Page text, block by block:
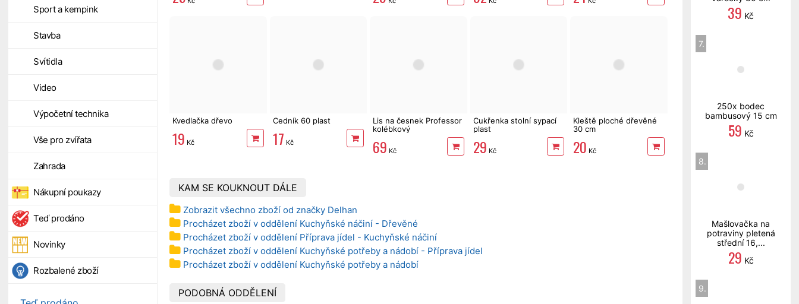
Sport a kempink
Stavba
Svítidla
Video
Výpočetní technika
Vše pro zvířata
Zahrada
Nákupní poukazy
Teď prodáno
Novinky
Rozbalené zboží
Kvedlačka dřevo
19 Kč
Cedník 60 plast
17 Kč
Lis na česnek Professor
kolébkový
69 Kč
Cukřenka stolní sypací
plast
29 Kč
Kleště ploché dřevěné
30 cm
20 Kč
KAM SE KOUKNOUT DÁLE
Zobrazit všechno zboží od značky Delhan
Procházet zboží v oddělení Kuchyňské náčiní - Dřevěné
Procházet zboží v oddělení Příprava jídel - Kuchyňské náčiní
Procházet zboží v oddělení Kuchyňské potřeby a nádobí - Příprava jídel
Procházet zboží v oddělení Kuchyňské potřeby a nádobí
PODOBNÁ ODDĚLENÍ
39 Kč
7.
250x bodec
bambusový 15 cm
59 Kč
8.
Mašlovačka na
potraviny pletená
střední 16,...
29 Kč
9.